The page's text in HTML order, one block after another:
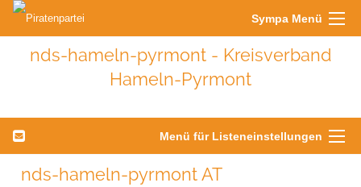
Sympa Menü
nds-hameln-pyrmont - Kreisverband
Hameln-Pyrmont
Menü für Listeneinstellungen
nds-hameln-pyrmont AT